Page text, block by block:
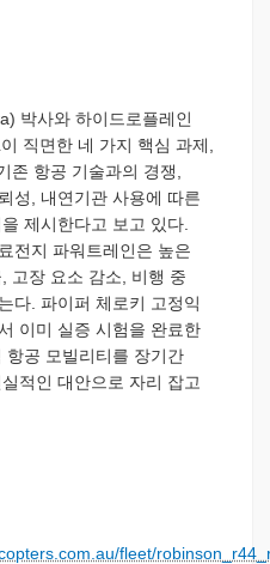
박사와 하이드로플레인
직면한 네 가지 핵심 과제,
존 항공 기술과의 경쟁,
성, 내연기관 사용에 따른
제시한다고 보고 있다.
전지 파워트레인은 높은
고장 요소 감소, 비행 중
다. 파이퍼 체로키 고정익
이미 실증 시험을 완료한
항공 모빌리티를 장기간
적인 대안으로 자리 잡고
fleet/